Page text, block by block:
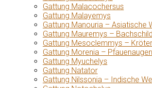
Gattung Malacochersus
Gattung Malayemys
Gattung Manouria – Asiatische
Gattung Mauremys –
Gattung Mesoclemmys –
Gattung Morenia –
Gattung Myuchelys
Gattung Natator
Gattung Nilssonia – Indische